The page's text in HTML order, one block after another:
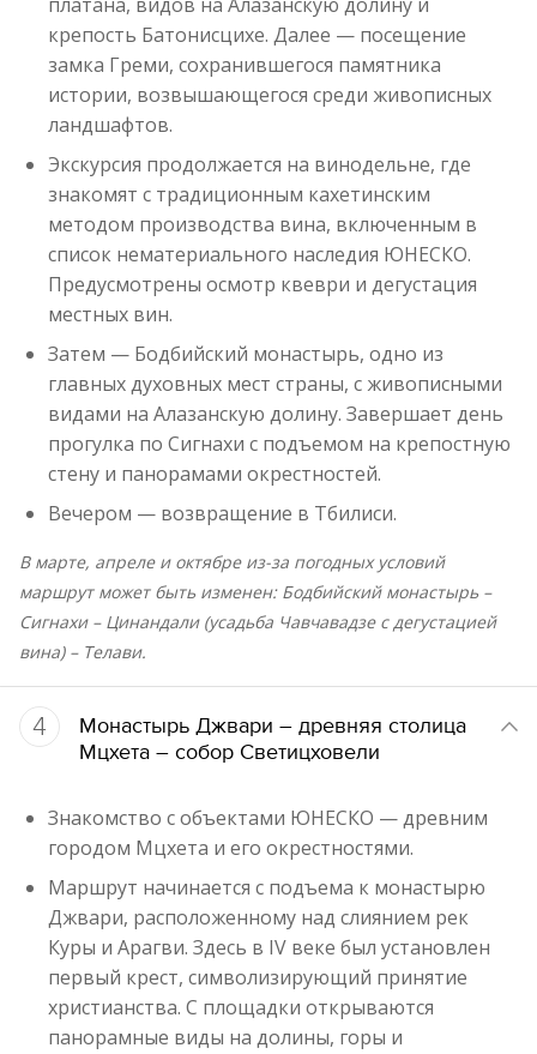
крепость Батонисцихе. Далее — посещение
замка Греми, сохранившегося памятника
истории, возвышающегося среди живописных
ландшафтов.
Экскурсия продолжается на винодельне, где
знакомят с традиционным кахетинским
методом производства вина, включенным в
список нематериального наследия ЮНЕСКО.
Предусмотрены осмотр квеври и дегустация
местных вин.
Затем — Бодбийский монастырь, одно из
главных духовных мест страны, с живописными
видами на Алазанскую долину. Завершает день
прогулка по Сигнахи с подъемом на крепостную
стену и панорамами окрестностей.
Вечером — возвращение в Тбилиси.
В марте, апреле и октябре из-за погодных условий
маршрут может быть изменен: Бодбийский монастырь –
Сигнахи – Цинандали (усадьба Чавчавадзе с дегустацией
вина) – Телави.
4
Монастырь Джвари – древняя столица
Мцхета – собор Светицховели
Знакомство с объектами ЮНЕСКО — древним
городом Мцхета и его окрестностями.
Маршрут начинается с подъема к монастырю
Джвари, расположенному над слиянием рек
Куры и Арагви. Здесь в IV веке был установлен
первый крест, символизирующий принятие
христианства. С площадки открываются
панорамные виды на долины, горы и